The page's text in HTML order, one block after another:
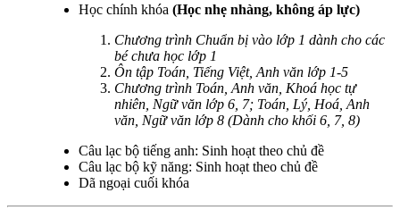
Học chính khóa (Học nhẹ nhàng, không áp lực)
Chương trình Chuẩn bị vào lớp 1 dành cho các
bé chưa học lớp 1
Ôn tập Toán, Tiếng Việt, Anh văn lớp 1-5
Chương trình Toán, Anh văn, Khoá học tự
nhiên, Ngữ văn lớp 6, 7; Toán, Lý, Hoá, Anh
văn, Ngữ văn lớp 8 (Dành cho khối 6, 7, 8)
Câu lạc bộ tiếng anh: Sinh hoạt theo chủ đề
Câu lạc bộ kỹ năng: Sinh hoạt theo chủ đề
Dã ngoại cuối khóa